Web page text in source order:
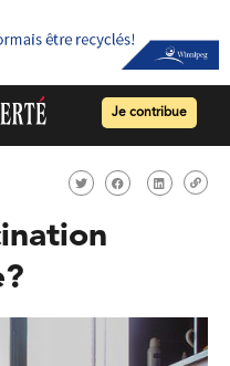
Je contribue